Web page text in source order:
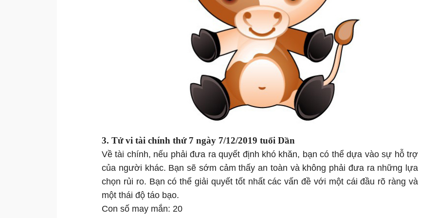
3. Tử vi tài chính thứ 7 ngày 7/12/2019 tuổi Dần
Về tài chính, nếu phải đưa ra quyết định khó khăn, bạn có thể dựa vào sự hỗ trợ
của người khác. Bạn sẽ sớm cảm thấy an toàn và không phải đưa ra những lựa
chọn rủi ro. Bạn có thể giải quyết tốt nhất các vấn đề với một cái đầu rõ ràng và
một thái độ táo bạo.
Con số may mắn: 20